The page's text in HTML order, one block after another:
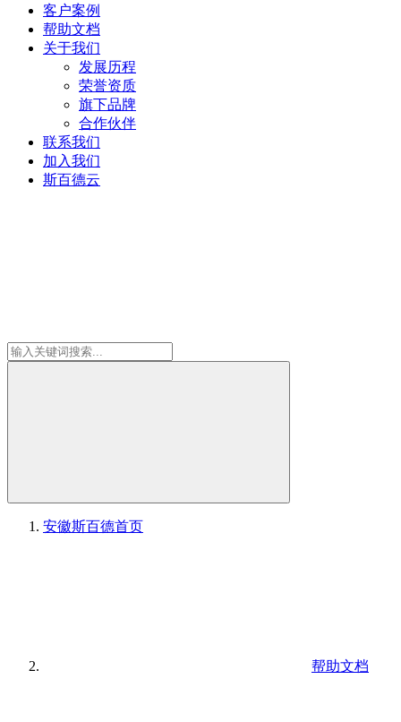
客户案例
帮助文档
关于我们
发展历程
荣誉资质
旗下品牌
合作伙伴
联系我们
加入我们
斯百德云
安徽斯百德首页
帮助文档